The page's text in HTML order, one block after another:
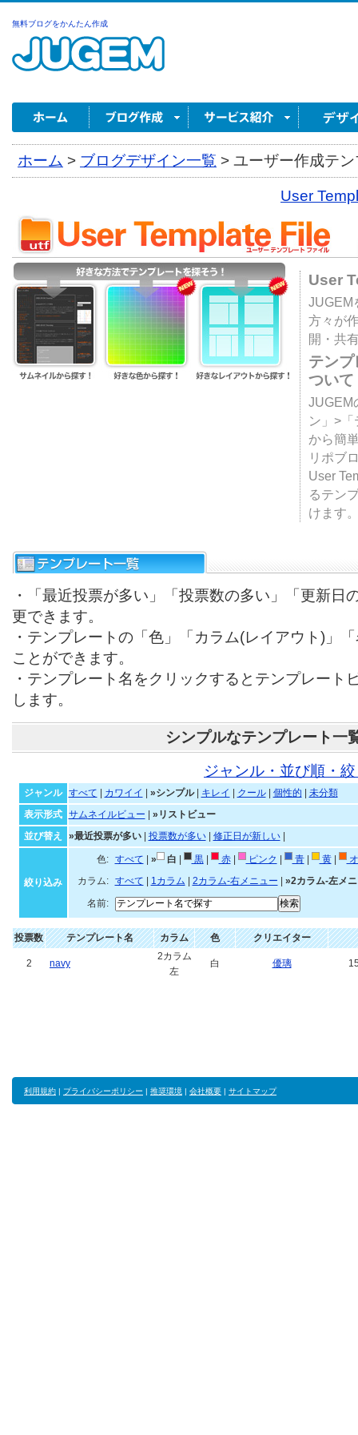
無料ブログをかんたん作成
ホーム > ブログデザイン一覧 > ユーザー作成テ
User
User
JUGEM
方々が
開・共
テン
ついて
JUGEM
ン」>
から簡
リポブ
User
るテン
けます
・「最近投票が多い」「投票数の多い」「更新日
更できます。
・テンプレートの「色」「カラム(レイアウト)」
ことができます。
・テンプレート名をクリックするとテンプレート
します。
シンプルなテンプレート一
ジャンル・並び順・
ジャンル すべて カワイイ »シンプル| キレイ クール| 個性的
未分類
表示形式
サムネイルビュー
»リストビュー
並び替え
»最近投票が多い| 投票数が多い| 修正日が新しい|
絞り込み
色: すべて » 白 黒| 赤| ピンク 青| 黄|
カラム:
すべて 1カラム 2カラム-右メニュー
»2カラム-左メ
名前:
投票数 テンプレート名 カラム 色 クリエイター
2 navy
2カラム
左
白 優璃
利用規約 | プライバシーポリシー | 推奨環境 | 会社概要 | サイトマップ